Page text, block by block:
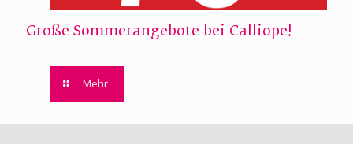
Große Sommerangebote bei Calliope!
Mehr